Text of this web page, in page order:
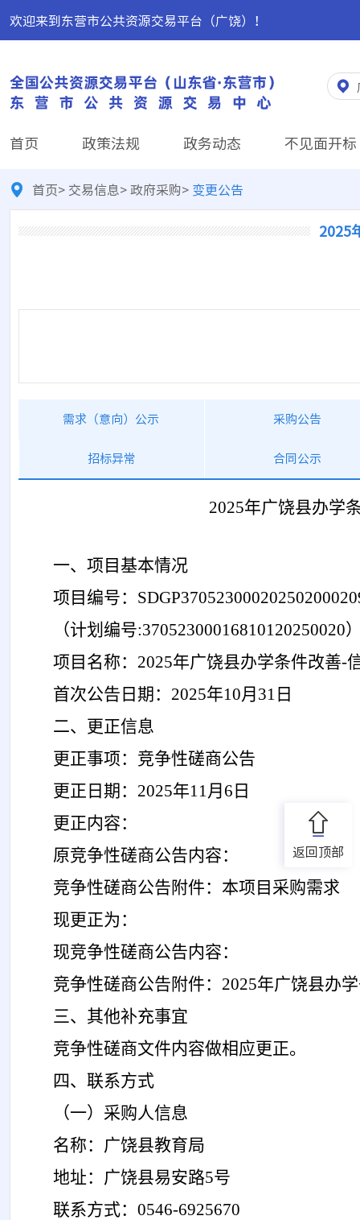
欢迎来到东营市公共资源交易平台（广饶）！
首页 政策法规 政务动态 不见面开标
返回顶部
首页> 交易信息>政府采购> 变更公告
2025
需求（意向）公示 采购公告
招标异常 合同公示
2025年广饶县办学
一、项目基本情况
项目编号：
（计划编号:37052300016810120250020
项目名称： 2025年广饶县办学条件改善-
首次公告日期： 2025年10月 31 日
二、更正信息
更正事项：竞争性磋商公告
更正 日期： 2025年11月 6 日
更正内容：
原竞争性磋商公告内容：
竞争性磋商公告附件：本项目采购需求
现更正为：
现竞争性磋商公告内容：
竞争性磋商公告附件： 2025年广饶县办
三、其他补充事宜
竞争性磋商文件内容做相应更正。
四、联系方式
（一）采购人信息
名称：广饶县教育局
地址：广饶县易安路5号
联系方式： 0546-6925670